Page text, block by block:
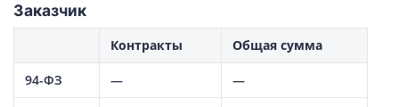
Заказчик
Контракты Общая сумма
94-ФЗ — —